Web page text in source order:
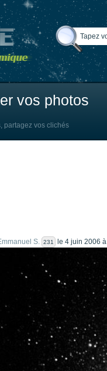
vos photos
partagez vos clichés
S. 231 le 4 juin 2006